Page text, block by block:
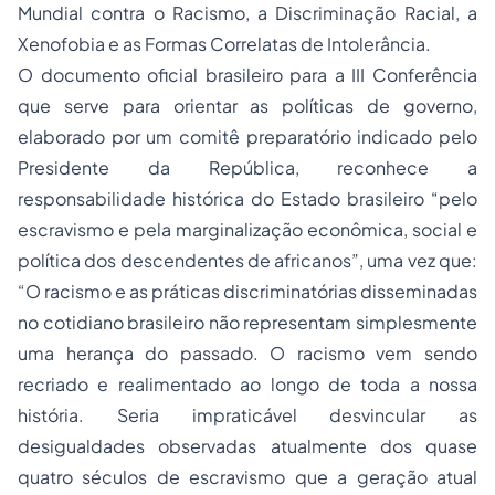
Mundial contra o Racismo, a Discriminação Racial, a
Xenofobia e as Formas Correlatas de Intolerância.
O documento oficial brasileiro para a III Conferência
que serve para orientar as políticas de governo,
elaborado por um comitê preparatório indicado pelo
Presidente da República, reconhece a
responsabilidade histórica do Estado brasileiro “pelo
escravismo e pela marginalização econômica, social e
política dos descendentes de africanos”, uma vez que:
“O racismo e as práticas discriminatórias disseminadas
no cotidiano brasileiro não representam simplesmente
uma herança do passado. O racismo vem sendo
recriado e realimentado ao longo de toda a nossa
história. Seria impraticável desvincular as
desigualdades observadas atualmente dos quase
quatro séculos de escravismo que a geração atual